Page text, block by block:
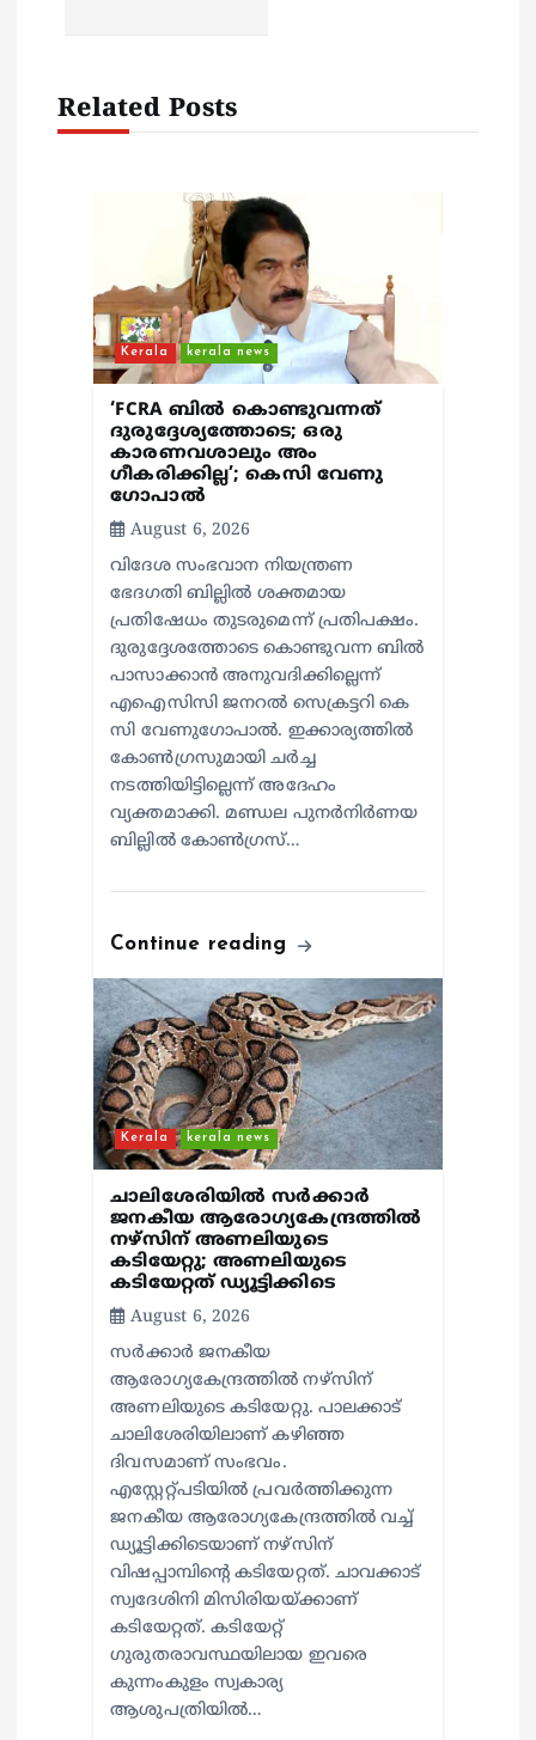
a
Related Posts
Kerala kerala news
‘FCRA ബിൽ കൊണ്ടുവന്നത്
ദുരുദ്ദേശ്യത്തോടെ; ഒരു
കാരണവശാലും അം​
ഗീകരിക്കില്ല’; കെസി വേണു​
ഗോപാൽ
August 6, 2026
വിദേശ സംഭവാന നിയന്ത്രണ
ഭേദഗതി ബില്ലിൽ ശക്തമായ
പ്രതിഷേധം തുടരുമെന്ന് പ്രതിപക്ഷം.
ദുരുദ്ദേശത്തോടെ കൊണ്ടുവന്ന ബിൽ
പാസാക്കാൻ അനുവദിക്കില്ലെന്ന്
എഐസിസി ജനറൽ സെക്രട്ടറി കെ
സി വേണുഗോപാൽ. ഇക്കാര്യത്തിൽ
കോൺഗ്രസുമായി ചർച്ച
നടത്തിയിട്ടില്ലെന്ന് അദേഹം
വ്യക്തമാക്കി. മണ്ഡല പുനർനിർണയ
ബില്ലിൽ കോൺഗ്രസ്…
Continue reading
Kerala kerala news
ചാലിശേരിയില്‍ സര്‍ക്കാര്‍
ജനകീയ ആരോഗ്യകേന്ദ്രത്തില്‍
നഴ്സിന് അണലിയുടെ
കടിയേറ്റു; അണലിയുടെ
കടിയേറ്റത് ഡ്യൂട്ടിക്കിടെ
August 6, 2026
സര്‍ക്കാര്‍ ജനകീയ
ആരോഗ്യകേന്ദ്രത്തില്‍ നഴ്സിന്
അണലിയുടെ കടിയേറ്റു. പാലക്കാട്
ചാലിശേരിയിലാണ് കഴിഞ്ഞ
ദിവസമാണ് സംഭവം.
എസ്റ്റേറ്റ്പടിയില്‍ പ്രവര്‍ത്തിക്കുന്ന
ജനകീയ ആരോഗ്യകേന്ദ്രത്തില്‍ വച്ച്
ഡ്യൂട്ടിക്കിടെയാണ് നഴ്സിന്
വിഷപ്പാമ്പിന്റെ കടിയേറ്റത്. ചാവക്കാട്
സ്വദേശിനി മിസിരിയയ്ക്കാണ്
കടിയേറ്റത്. കടിയേറ്റ്
ഗുരുതരാവസ്ഥയിലായ ഇവരെ
കുന്നംകുളം സ്വകാര്യ
ആശുപത്രിയില്‍…